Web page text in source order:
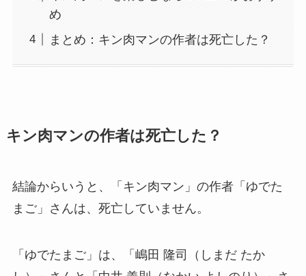
め
まとめ：キン肉マンの作者は死亡した？
キン肉マンの作者は死亡した？
結論からいうと、「キン肉マン」の作者「ゆでた
まご」さんは、死亡していません。
「ゆでたまご」は、「嶋田 隆司（しまだ たか